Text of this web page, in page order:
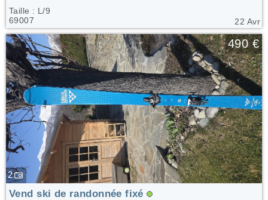
22 Avr
Taille : L/9
69007
🤍 490 €
2
Vend ski de randonnée fixé